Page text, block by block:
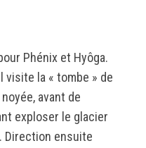
Phénix et Hyôga.
visite la « tombe » de
avant de
exploser le glacier
Direction ensuite